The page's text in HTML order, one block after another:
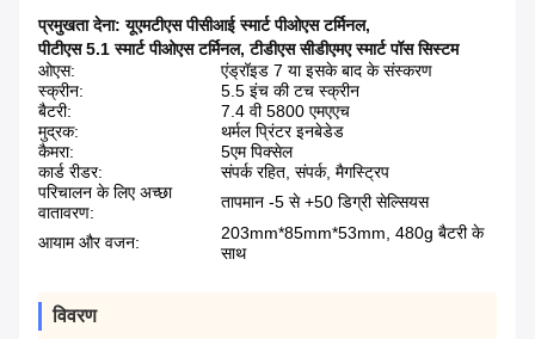
प्रमुखता देना:यूएमटीएस पीसीआई स्मार्ट पीओएस टर्मिनल,
पीटीएस 5.1 स्मार्ट पीओएस टर्मिनल,टीडीएस सीडीएमए स्मार्ट पॉस सिस्टम
ओएस:
एंड्रॉइड 7 या इसके बाद के संस्करण
स्क्रीन:
5.5 इंच की टच स्क्रीन
बैटरी:
7.4 वी 5800 एमएएच
मुद्रक:
थर्मल प्रिंटर इनबेडेड
कैमरा:
5एम पिक्सेल
कार्ड रीडर:
संपर्क रहित, संपर्क, मैगस्ट्रिप
परिचालन के लिए अच्छा
वातावरण:
तापमान -5 से +50 डिग्री सेल्सियस
आयाम और वजन:
203mm*85mm*53mm, 480g बैटरी के
साथ
विवरण